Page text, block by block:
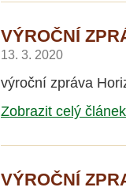
VÝROČNÍ
13. 3. 2020
výroční zpráva
Zobrazit celý článek
VÝROČNÍ